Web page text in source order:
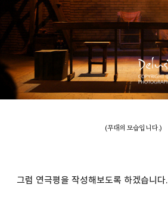
(무대의 모습입니다.)
그럼 연극평을 작성해보도록 하겠습니다.